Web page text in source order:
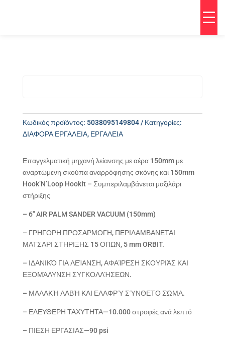
Κωδικός προϊόντος: 5038095149804
Κατηγορίες:
ΔΙΑΦΟΡΑ ΕΡΓΑΛΕΙΑ, ΕΡΓΑΛΕΙΑ
Επαγγελματική μηχανή λείανσης με αέρα 150mm με
αναρτώμενη σκούπα αναρρόφησης σκόνης και 150mm
Hook’N’Loop HookIt – Συμπεριλαμβάνεται μαξιλάρι
στήριξης
– 6″ AIR PALM SANDER VACUUM (150mm)
– ΓΡΗΓΟΡΗ ΠΡΟΣΑΡΜΟΓΗ, ΠΕΡΙΛΑΜΒΑΝΕΤΑΙ
ΜΑΤΣΑΡΙ ΣΤΗΡΙΞΗΣ 15 ΟΠΩΝ, 5 mm ORBIT.
– ΙΔΑΝΙΚΌ ΓΙΑ ΛΕΊΑΝΣΗ, ΑΦΑΊΡΕΣΗ ΣΚΟΥΡΙΆΣ ΚΑΙ
ΕΞΟΜΆΛΥΝΣΗ ΣΥΓΚΟΛΛΉΣΕΩΝ.
– ΜΑΛΑΚΉ ΛΑΒΉ ΚΑΙ ΕΛΑΦΡΎ ΣΎΝΘΕΤΟ ΣΏΜΑ.
– ΕΛΕΥΘΕΡΗ ΤΑΧΥΤΗΤΑ—10.000 στροφές ανά λεπτό
– ΠΙΕΣΗ ΕΡΓΑΣΙΑΣ—90 psi